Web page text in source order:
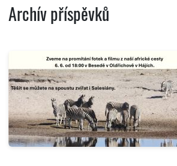
Archív příspěvků